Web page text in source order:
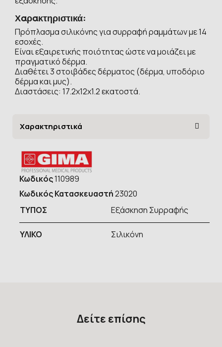
Χαρακτηριστικά:
Πρόπλασμα σιλικόνης για συρραφή ραμμάτων με 14
εσοχές.
Είναι εξαιρετικής ποιότητας ώστε να μοιάζει με
πραγματικό δέρμα.
Διαθέτει 3 στοιβάδες δέρματος (δέρμα, υποδόριο
δέρμα και μυς).
Διαστάσεις: 17.2x12x1.2 εκατοστά.
Χαρακτηριστικά
Κωδικός110989
Κωδικός Κατασκευαστή23020
ΤΥΠOΣ
Εξάσκηση Συρραφής
ΥΛΙΚΟ Σιλικόνη
Δείτε επίσης